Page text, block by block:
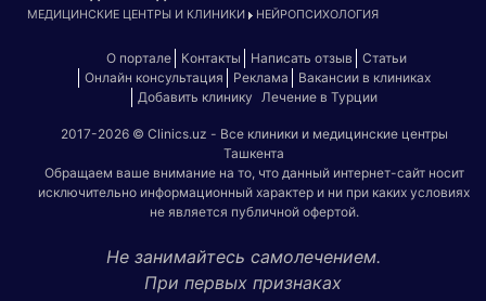
МЕДИЦИНСКИЕ ЦЕНТРЫ И КЛИНИКИ
НЕЙРОПСИХОЛОГИЯ
О портале Контакты Написать отзыв
Статьи
Онлайн консультация
Реклама
Вакансии в клиниках
Добавить клинику Лечение в Турции
2017-2026 © Clinics.uz - Все клиники и медицинские центры
Ташкента
Обращаем ваше внимание на то, что данный интернет-сайт носит
исключительно информационный характер и ни при каких условиях
не является публичной офертой.
Не занимайтесь самолечением.
При первых признаках